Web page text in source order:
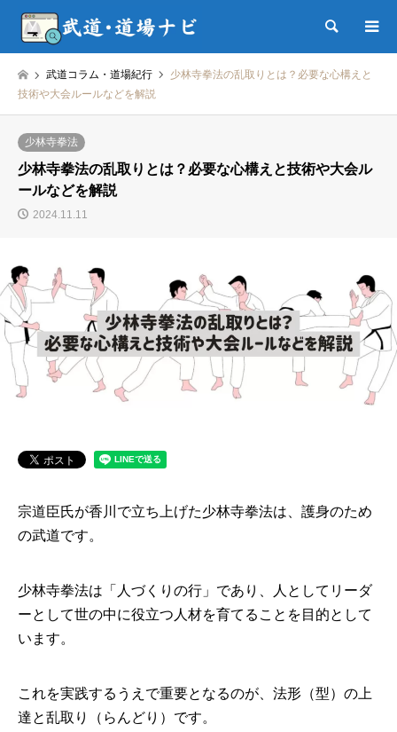
検索
武道コラム・道場紀行
少林寺拳法の乱取りとは？必要な心構えと
技術や大会ルールなどを解説
少林寺拳法
少林寺拳法の乱取りとは？必要な心構えと技術や大会ル
ールなどを解説
2024.11.11
宗道臣氏が香川で立ち上げた少林寺拳法は、護身のため
の武道です。
少林寺拳法は「人づくりの行」であり、人としてリーダ
ーとして世の中に役立つ人材を育てることを目的として
います。
これを実践するうえで重要となるのが、法形（型）の上
達と乱取り（らんどり）です。